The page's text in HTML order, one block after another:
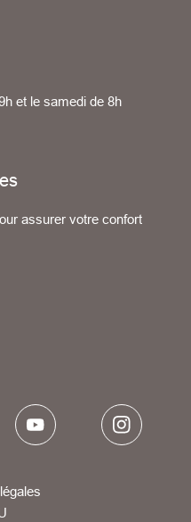
et le samedi de 8h
assurer votre confort